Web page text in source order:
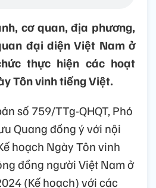
cơ quan, địa phương,
đại diện Việt Nam ở
thực hiện các hoạt
Tôn vinh tiếng Việt.
số 759/TTg-QHQT, Phó
Quang đồng ý với nội
hoạch Ngày Tôn vinh
đồng người Việt Nam ở
(Kế hoạch) với các